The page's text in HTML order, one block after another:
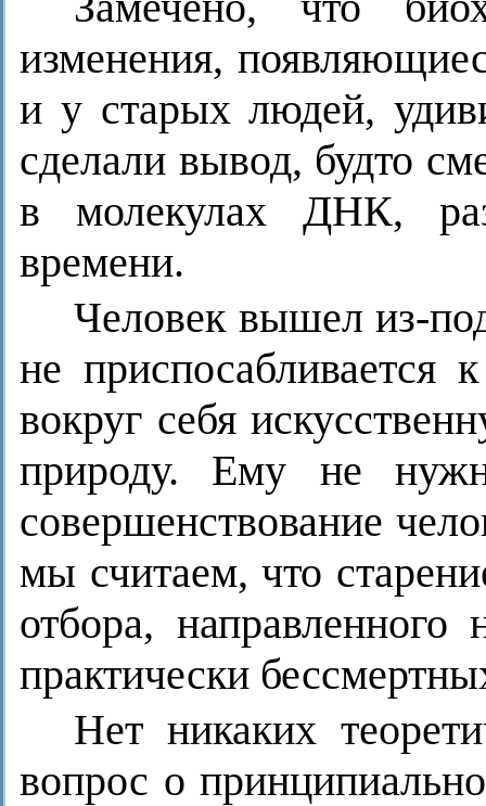
изменения,
и у старых людей,
сделали вывод, будто
в молекулах ДНК,
времени.
Человек вышел из-
не приспосабливается
вокруг себя
природу. Ему не
совершенствование
мы считаем, что
отбора,
практически
Нет никаких
вопрос о